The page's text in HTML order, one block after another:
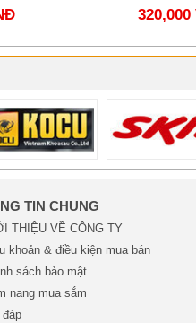
TIN CHUNG
THIỆU VỀ CÔNG TY
khoản & điều kiện mua bán
sách bảo mật
nang mua sắm
đáp